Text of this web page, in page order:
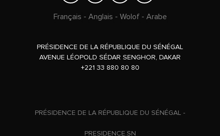
Français - Anglais - Wolof- Arabe
PRÉSIDENCE DE LA RÉPUBLIQUE DU SÉNÉGAL
AVENUE LÉOPOLD SÉDAR SENGHOR, DAKAR
+221 33 880 80 80
PRÉSIDENCE DE LA RÉPUBLIQUE DU SÉNÉGAL -
PRESIDENCE.SN